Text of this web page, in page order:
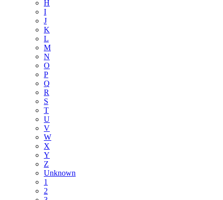
H
I
J
K
L
M
N
O
P
Q
R
S
T
U
V
W
X
Y
Z
Unknown
1
2